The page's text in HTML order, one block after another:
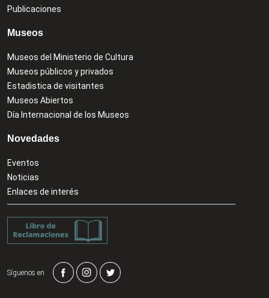
Publicaciones
Museos
Museos del Ministerio de Cultura
Museos públicos y privados
Estadistica de visitantes
Museos Abiertos
Día Internacional de los Museos
Novedades
Eventos
Noticias
Enlaces de interés
Síguenos en